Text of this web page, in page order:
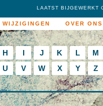
WIJZIGINGEN OVER ONS
LAATST BIJGEWERKT
H I J K L
M
U V W X Y Z